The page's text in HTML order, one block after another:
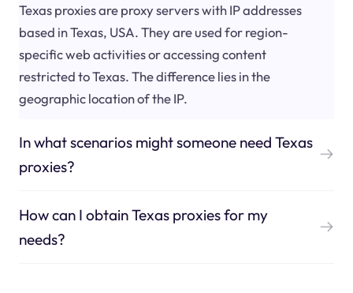
Texas proxies are proxy servers with IP addresses
based in Texas, USA. They are used for region-
specific web activities or accessing content
restricted to Texas. The difference lies in the
geographic location of the IP.
In what scenarios might someone need Texas
proxies?
How can I obtain Texas proxies for my
needs?